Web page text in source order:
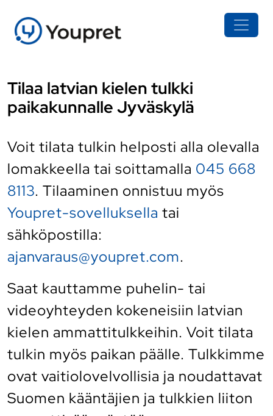
Tilaa latvian kielen tulkki
paikakunnalle Jyväskylä
Voit tilata tulkin helposti alla olevalla
lomakkeella tai soittamalla 045 668
8113. Tilaaminen onnistuu myös
Youpret-sovelluksella tai
sähköpostilla:
ajanvaraus@youpret.com.
Saat kauttamme puhelin- tai
videoyhteyden kokeneisiin latvian
kielen ammattitulkkeihin. Voit tilata
tulkin myös paikan päälle. Tulkkimme
ovat vaitiolovelvollisia ja noudattavat
Suomen kääntäjien ja tulkkien liiton